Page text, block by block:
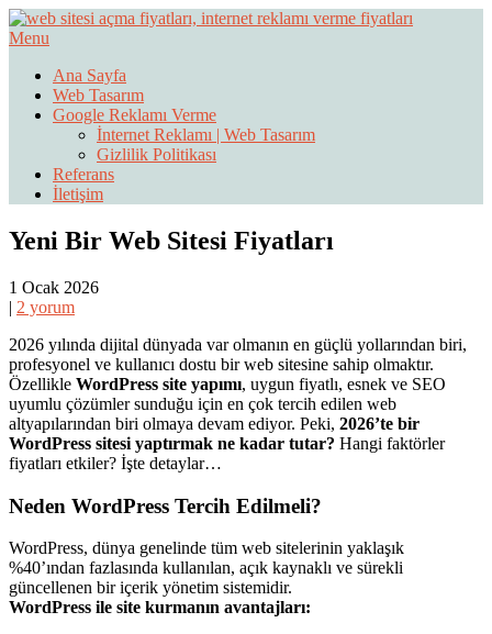
Skip
to
Web Sitesi Açma, İnternet Sitesi
Fiyatları
Menu
Ana Sayfa
Web Tasarım
Google Reklamı Verme
İnternet Reklamı | Web Tasarım
Gizlilik Politikası
Referans
İletişim
Yeni Bir Web Sitesi Fiyatları
1 Ocak 2026
| 2 yorum
2026 yılında dijital dünyada var olmanın en güçlü yollarından biri,
profesyonel ve kullanıcı dostu bir web sitesine sahip olmaktır.
Özellikle WordPress site yapımı, uygun fiyatlı, esnek ve SEO
uyumlu çözümler sunduğu için en çok tercih edilen web
altyapılarından biri olmaya devam ediyor. Peki, 2026’te bir
WordPress sitesi yaptırmak ne kadar tutar? Hangi faktörler
fiyatları etkiler? İşte detaylar…
Neden WordPress Tercih Edilmeli?
WordPress, dünya genelinde tüm web sitelerinin yaklaşık
%40’ından fazlasında kullanılan, açık kaynaklı ve sürekli
güncellenen bir içerik yönetim sistemidir.
WordPress ile site kurmanın avantajları: